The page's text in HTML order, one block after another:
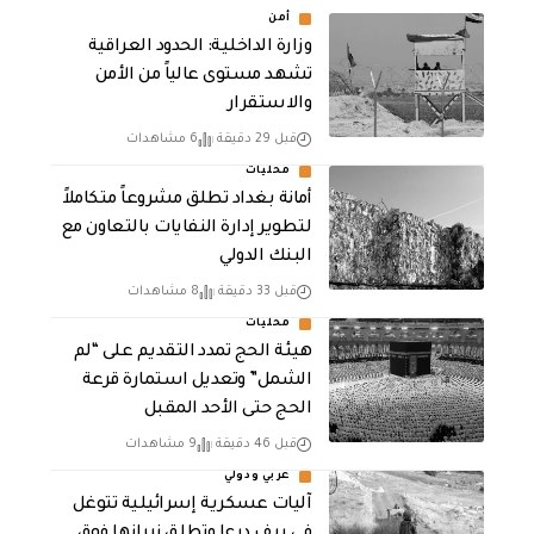
أمن
وزارة الداخلية: الحدود العراقية
تشهد مستوى عالياً من الأمن
والاستقرار
قبل 29 دقيقة 6 مشاهدات
محليات
أمانة بغداد تطلق مشروعاً متكاملاً
لتطوير إدارة النفايات بالتعاون مع
البنك الدولي
قبل 33 دقيقة 8 مشاهدات
محليات
هيئة الحج تمدد التقديم على “لم
الشمل” وتعديل استمارة قرعة
الحج حتى الأحد المقبل
قبل 46 دقيقة 9 مشاهدات
عربي ودولي
آليات عسكرية إسرائيلية تتوغل